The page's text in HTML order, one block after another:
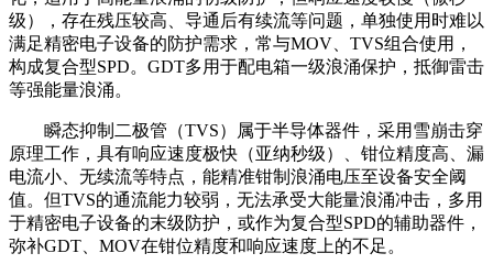
级），存在残压较高、导通后有续流等问题，单独使用时难以
满足精密电子设备的防护需求，常与MOV、TVS组合使用，
构成复合型SPD。GDT多用于配电箱一级浪涌保护，抵御雷击
等强能量浪涌。
瞬态抑制二极管（TVS）属于半导体器件，采用雪崩击穿
原理工作，具有响应速度极快（亚纳秒级）、钳位精度高、漏
电流小、无续流等特点，能精准钳制浪涌电压至设备安全阈
值。但TVS的通流能力较弱，无法承受大能量浪涌冲击，多用
于精密电子设备的末级防护，或作为复合型SPD的辅助器件，
弥补GDT、MOV在钳位精度和响应速度上的不足。